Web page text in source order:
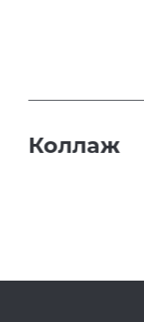
Коллаж